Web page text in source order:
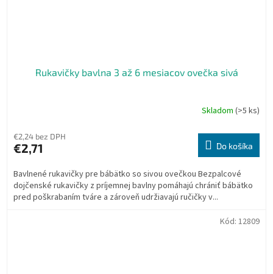
Rukavičky bavlna 3 až 6 mesiacov ovečka sivá
Skladom (>5 ks)
€2,24 bez DPH
€2,71 Do košíka
Bavlnené rukavičky pre bábätko so sivou ovečkou Bezpalcové
dojčenské rukavičky z príjemnej bavlny pomáhajú chrániť bábätko
pred poškrabaním tváre a zároveň udržiavajú ručičky v...
Kód: 12809